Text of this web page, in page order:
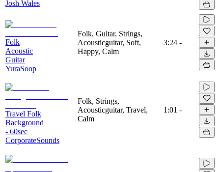
Josh Wales
Folk
Acoustic
Guitar
YuraSoop
Folk, Guitar, Strings,
Acousticguitar, Soft,
Happy, Calm
3:24 -
Travel Folk
Background
- 60sec
CorporateSounds
Folk, Strings,
Acousticguitar, Travel,
Calm
1:01 -